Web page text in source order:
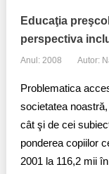
Educaţia
perspectiva
Anul: 2008 Autor:
Problematica
societatea
cât şi de cei
ponderea copiilor
2001 la 116,2 mii